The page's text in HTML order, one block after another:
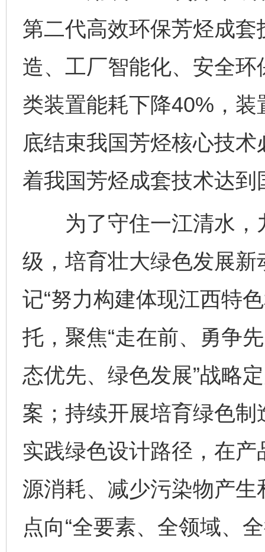
第二代高效环保芳烃成
造、工厂智能化、安全
类装置能耗下降40%，
底结束我国芳烃核心技
着我国芳烃成套技术达到
为了守住一江清水，
级，培育壮大绿色发展
记“努力构建体现江西特
托，聚焦“走在前、勇争
态优先、绿色发展”战略
案；持续开展培育绿色
实践绿色设计路径，在
源消耗、减少污染物产
点向“全要素、全领域、
完善运行机制助力责任有效落实 一纸欠